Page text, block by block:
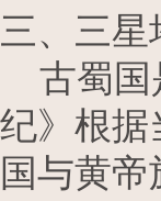
三、三
古蜀国
纪》根据
国与黄